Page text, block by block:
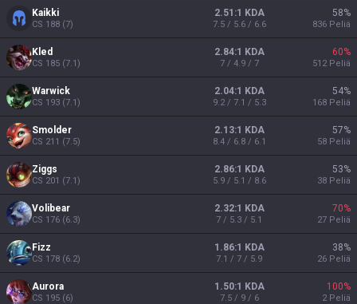
Kaikki
CS 188 (7)
2.51:1 KDA
7.5 / 5.6 / 6.6
58%
836 Peliä
Kled
CS 185 (7.1)
2.84:1 KDA
7 / 4.9 / 7
60%
512 Peliä
Warwick
CS 193 (7.1)
2.04:1 KDA
9.2 / 7.1 / 5.3
54%
168 Peliä
Smolder
CS 211 (7.5)
2.13:1 KDA
8.4 / 6.8 / 6.1
57%
58 Peliä
Ziggs
CS 201 (7.1)
2.86:1 KDA
5.9 / 5.1 / 8.6
53%
38 Peliä
Volibear
CS 176 (6.3)
2.32:1 KDA
7 / 5.3 / 5.1
70%
27 Peliä
Fizz
CS 178 (6.2)
1.86:1 KDA
7.1 / 7 / 5.9
38%
26 Peliä
Aurora
CS 195 (6)
1.50:1 KDA
7.5 / 9 / 6
100%
2 Peliä